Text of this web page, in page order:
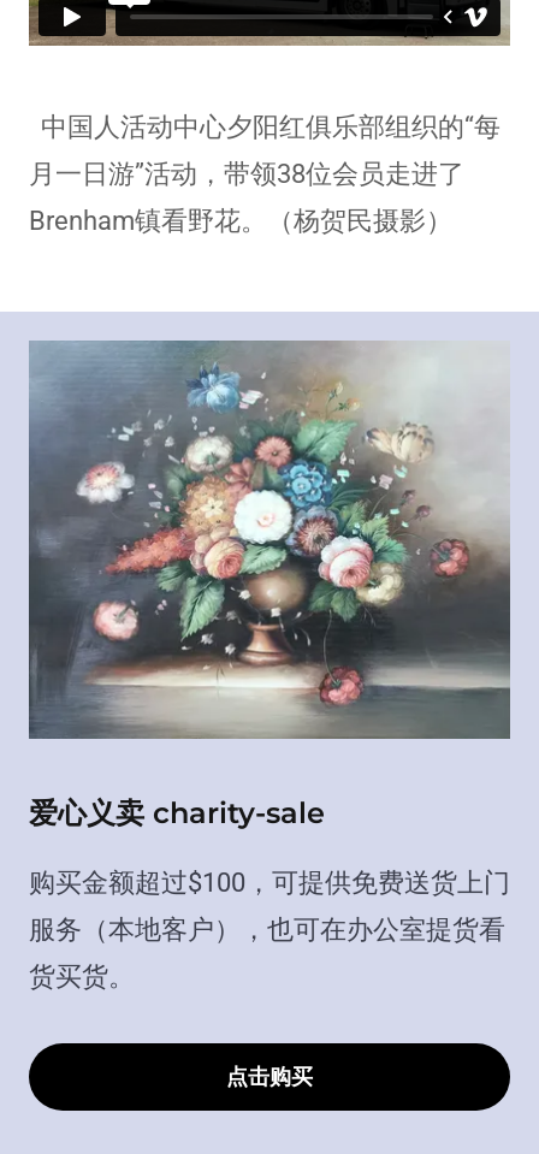
中国人活动中心夕阳红俱乐部组织的“每
月一日游”活动，带领38位会员走进了
Brenham镇看野花。（杨贺民摄影）
爱心义卖 charity-sale
购买金额超过$100，可提供免费送货上门
服务（本地客户），也可在办公室提货看
货买货。
点击购买